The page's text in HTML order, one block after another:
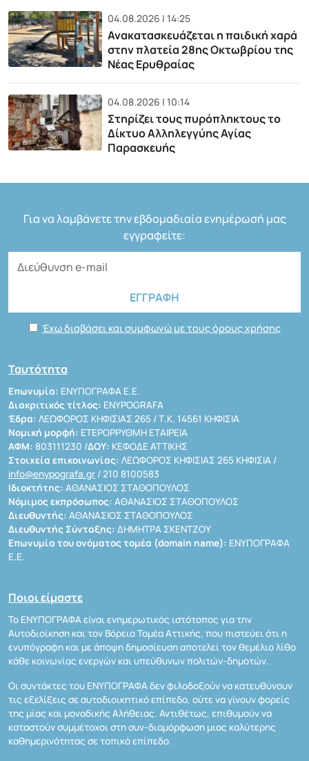
04.08.2026 | 14:25
Ανακατασκευάζεται η παιδική χαρά
στην πλατεία 28ης Οκτωβρίου της
Νέας Ερυθραίας
04.08.2026 | 10:14
Στηρίζει τους πυρόπληκτους το
Δίκτυο Αλληλεγγύης Αγίας
Παρασκευής
Για να λαμβάνετε την εβδομαδιαία ενημέρωσή μας
εγγραφείτε:
Έχω διαβάσει και συμφωνώ με τους όρους χρήσης
Ταυτότητα
Επωνυμία: ΕΝΥΠΟΓΡΑΦΑ Ε.Ε.
Διακριτικός τίτλος: ENYPOGRAFA
Έδρα: ΛΕΩΦΟΡΟΣ ΚΗΦΙΣΙΑΣ 265 / Τ.Κ. 14561 ΚΗΦΙΣΙΑ
Νομική μορφή: ΕΤΕΡΟΡΡΥΘΜΗ ΕΤΑΙΡΕΙΑ
ΑΦΜ: 803111230 /ΔΟΥ: ΚΕΦΟΔΕ ΑΤΤΙΚΗΣ
Στοιχεία επικοινωνίας: ΛΕΩΦΟΡΟΣ ΚΗΦΙΣΙΑΣ 265 ΚΗΦΙΣΙΑ /
info@enypografa.gr / 210 8100583
Ιδιοκτήτης: ΑΘΑΝΑΣΙΟΣ ΣΤΑΘΟΠΟΥΛΟΣ
Νόμιμος εκπρόσωπος: ΑΘΑΝΑΣΙΟΣ ΣΤΑΘΟΠΟΥΛΟΣ
Διευθυντής: ΑΘΑΝΑΣΙΟΣ ΣΤΑΘΟΠΟΥΛΟΣ
Διευθυντής Σύνταξης: ΔΗΜΗΤΡΑ ΣΚΕΝΤΖΟΥ
Επωνυμία του ονόματος τομέα (domain name): ΕΝΥΠΟΓΡΑΦΑ
Ε.Ε.
Ποιοι είμαστε
Το ΕΝΥΠΟΓΡΑΦΑ είναι ενημερωτικός ιστότοπος για την
Αυτοδιοίκηση και τον Βόρειο Τομέα Αττικής, που πιστεύει ότι η
ενυπόγραφη και με άποψη δημοσίευση αποτελεί τον θεμέλιο λίθο
κάθε κοινωνίας ενεργών και υπεύθυνων πολιτών-δημοτών.
Οι συντάκτες του ΕΝΥΠΟΓΡΑΦΑ δεν φιλοδοξούν να κατευθύνουν
τις εξελίξεις σε αυτοδιοικητικό επίπεδο, ούτε να γίνουν φορείς
της μίας και μοναδικής Αλήθειας. Αντιθέτως, επιθυμούν να
καταστούν συμμέτοχοι στη συν-διαμόρφωση μιας καλύτερης
καθημερινότητας σε τοπικό επίπεδο.